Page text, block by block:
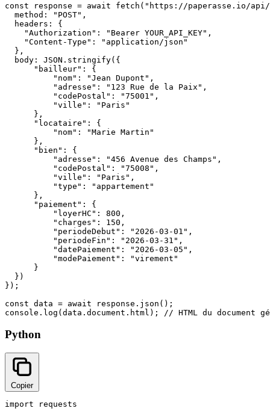
const response = await fetch("https://paperasse.io/
  method: "POST",
  headers: {
    "Authorization": "Bearer YOUR_API_KEY",
    "Content-Type": "application/json"
  },
  body: JSON.stringify({
      "bailleur": {
          "nom": "Jean Dupont",
          "adresse": "123 Rue de la Paix",
          "codePostal": "75001",
          "ville": "Paris"
      },
      "locataire": {
          "nom": "Marie Martin"
      },
      "bien": {
          "adresse": "456 Avenue des Champs",
          "codePostal": "75008",
          "ville": "Paris",
          "type": "appartement"
      },
      "paiement": {
          "loyerHC": 800,
          "charges": 150,
          "periodeDebut": "2026-03-01",
          "periodeFin": "2026-03-31",
          "datePaiement": "2026-03-05",
          "modePaiement": "virement"
      }
  })
});
const data = await response.json();
console.log(data.document.html); // HTML du document
Python
Copier
import requests